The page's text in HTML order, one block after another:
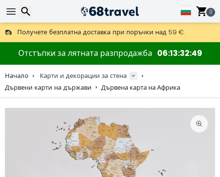
0
Получете безплатна доставка при поръчки над 59 €.
Предлага се и DHL Express за една нощ.
30 дни за връщане, 90 дни за дървени карти и декорации.
Оригинален производител на карти и декорации.
Отстъпки за лятната разпродажба 06133248
Начало
Карти и декорации за стена
Дървени карти на държави
Дървена карта на Африка
Търсене
Търсене